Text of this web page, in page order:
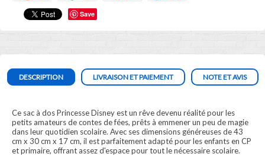
Save
DESCRIPTION LIVRAISON ET PAIEMENT NOTE ET AVIS
Ce sac à dos Princesse Disney est un rêve devenu réalité pour les
petits amateurs de contes de fées, prêts à emmener un peu de magie
dans leur quotidien scolaire. Avec ses dimensions généreuses de 43
cm x 30 cm x 17 cm, il est parfaitement adapté pour les enfants en CP
et primaire, offrant assez d'espace pour tout le nécessaire scolaire.